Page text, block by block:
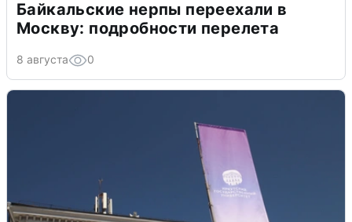
Байкальские нерпы переехали в
Москву: подробности перелета
8 августа 0